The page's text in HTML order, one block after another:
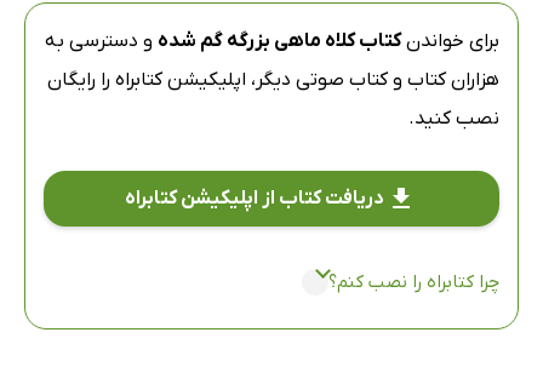
برای خواندنکتاب کلاه ماهی بزرگه گم شده و دسترسی به
هزاران کتاب و کتاب صوتی دیگر، اپلیکیشن کتابراه را رایگان
نصب کنید.
دریافت کتاب از اپلیکیشن کتابراه
چرا کتابراه را نصب کنم؟